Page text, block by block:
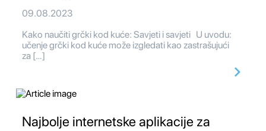
09.08.2023
Kako naučiti grčki kod kuće: Savjeti i savjeti U uvodu:
učenje grčki kod kuće može izgledati kao zastrašujući
za […]
Najbolje internetske aplikacije za